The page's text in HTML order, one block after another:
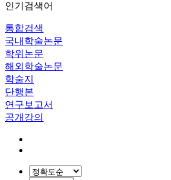
인기검색어
통합검색
국내학술논문
학위논문
해외학술논문
학술지
단행본
연구보고서
공개강의